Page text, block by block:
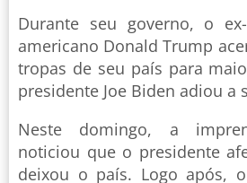
Durante seu governo, o
americano Donald Trump
tropas de seu país para
presidente Joe Biden adiou a
Neste domingo, a
noticiou que o presidente
deixou o país. Logo após,